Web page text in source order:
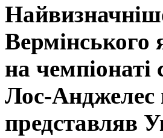
Вермінського
на
Лос-Анджелес
представляв